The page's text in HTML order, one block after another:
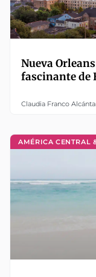
Nueva
fascinante de
Claudia Franco
AMÉRICA CENTRAL